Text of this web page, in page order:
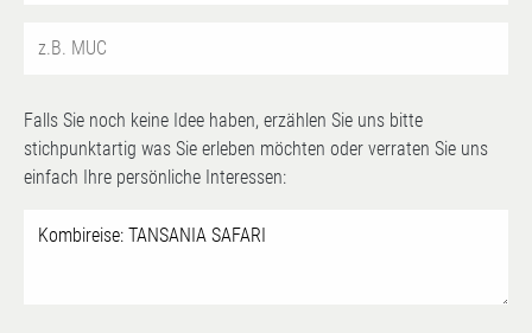
Falls Sie noch keine Idee haben, erzählen Sie uns bitte
stichpunktartig was Sie erleben möchten oder verraten Sie uns
einfach Ihre persönliche Interessen: